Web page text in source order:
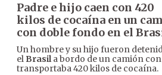
Padre e hijo caen con 420
kilos de cocaína en un
con doble fondo en el
Un hombre y su hijo fueron
el Brasila bordo de un camión
transportaba 420 kilos de cocaína.